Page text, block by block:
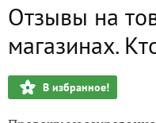
Отзывы на
магазинах.
В избранное!